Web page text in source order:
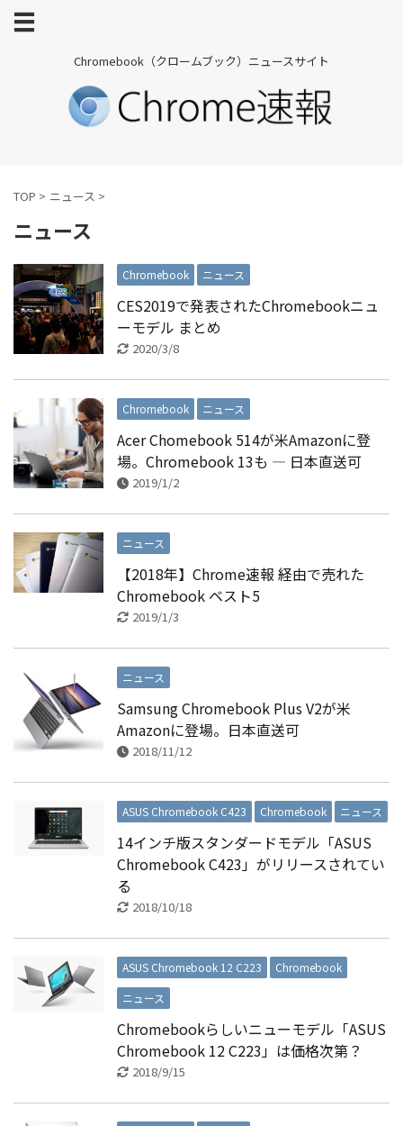
Chromebook（クロームブック）ニュースサイト
TOP > ニュース >
ニュース
Chromebook ニュース
CES2019で発表されたChromebookニュ
ーモデル まとめ
2020/3/8
Chromebook ニュース
Acer Chomebook 514が米Amazonに登
場。Chromebook 13も ― 日本直送可
2019/1/2
ニュース
【2018年】Chrome速報 経由で売れた
Chromebook ベスト5
2019/1/3
ニュース
Samsung Chromebook Plus V2が米
Amazonに登場。日本直送可
2018/11/12
ASUS Chromebook C423 Chromebook ニュース
14インチ版スタンダードモデル「ASUS
Chromebook C423」がリリースされてい
る
2018/10/18
ASUS Chromebook 12 C223
Chromebook
ニュース
Chromebookらしいニューモデル「ASUS
Chromebook 12 C223」は価格次第？
2018/9/15